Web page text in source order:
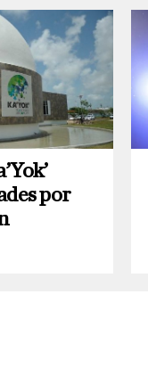
por